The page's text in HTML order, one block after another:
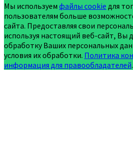
Мы используем файлы cookie для
пользователям больше
сайта. Предоставляя свои
используя настоящий веб-сайт, Вы
обработку Ваших персональных
условия их обработки. Политика
информация для правообладателей.